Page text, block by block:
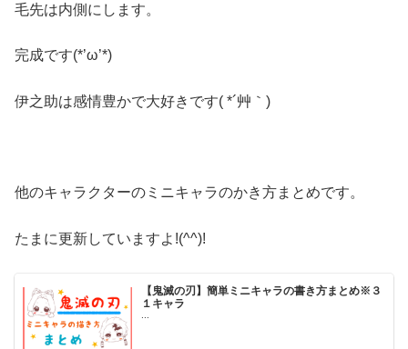
毛先は内側にします。
完成です(*’ω’*)
伊之助は感情豊かで大好きです( *´艸｀)
他のキャラクターのミニキャラのかき方まとめです。
たまに更新していますよ!(^^)!
【鬼滅の刃】簡単ミニキャラの書き方まとめ※３
１キャラ